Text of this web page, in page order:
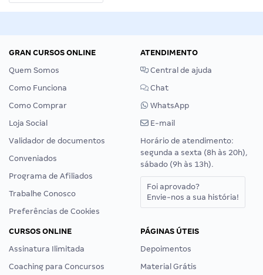
GRAN CURSOS ONLINE
Quem Somos
Como Funciona
Como Comprar
Loja Social
Validador de documentos
Conveniados
Programa de Afiliados
Trabalhe Conosco
Preferências de Cookies
ATENDIMENTO
Central de ajuda
Chat
WhatsApp
E-mail
Horário de atendimento:
segunda a sexta (8h às 20h),
sábado (9h às 13h).
Foi aprovado?
Envie-nos a sua história!
CURSOS ONLINE
Assinatura Ilimitada
Coaching para Concursos
PÁGINAS ÚTEIS
Depoimentos
Material Grátis